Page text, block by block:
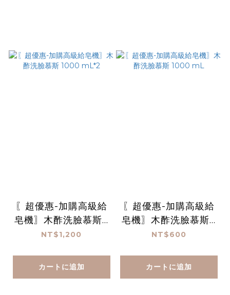
〖超優惠-加購高級給
皂機〗木酢洗臉慕斯 1
000 mL*2
NT$1,200
カートに追加
〖超優惠-加購高級給
皂機〗木酢洗臉慕斯 1
000 mL
NT$600
カートに追加